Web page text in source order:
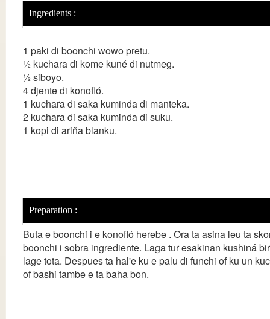
Ingredients :
1 paki di boonchi wowo pretu.
½ kuchara di kome kuné di nutmeg.
½ siboyo.
4 djente di konofló.
1 kuchara di saka kuminda di manteka.
2 kuchara di saka kuminda di suku.
1 kopi di ariña blanku.
Preparation :
Buta e boonchi i e konofló herebe . Ora ta asina leu ta
boonchi i sobra ingrediente. Laga tur esakinan kushiná
lage tota. Despues ta hal'e ku e palu di funchi of ku un
of bashi tambe e ta baha bon.